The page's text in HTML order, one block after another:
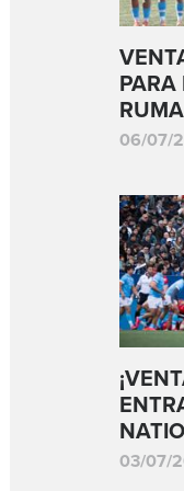
PARA
06/07/
03/07/